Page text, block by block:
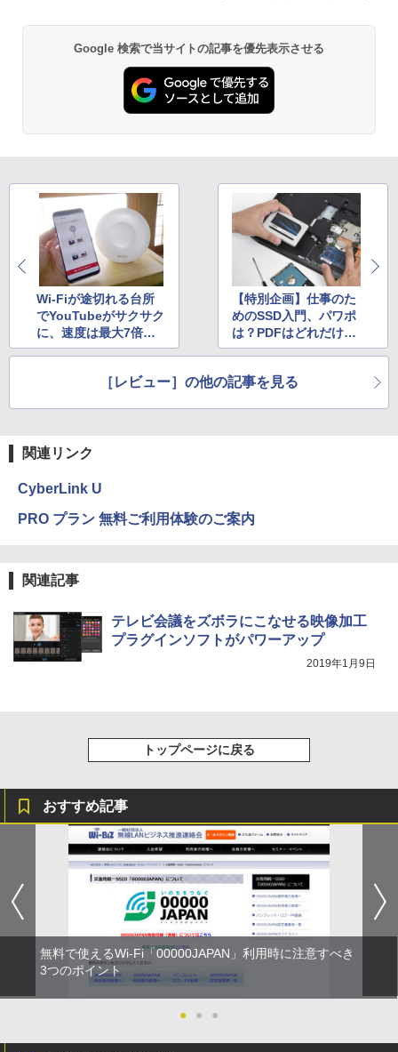
Google 検索で当サイトの記事を優先表示させる
Wi-Fiが途切れる台所
でYouTubeがサクサク
に、速度は最大7倍
へ！ IPv6・メッシュ
【特別企画】仕事のた
めのSSD入門、パワポ
は？PDFはどれだけ速
くなる？ いまさら聞
性」と「選び方」
［レビュー］の他の記事を見る
関連リンク
CyberLink U
PRO プラン 無料ご利用体験のご案内
関連記事
テレビ会議をズボラにこなせる映像加工
プラグインソフトがパワーアップ
2019年1月9日
トップページに戻る
おすすめ記事
無料で使えるWi-Fi「00000JAPAN」利用時に注意すべき
3つのポイント
● ● ●